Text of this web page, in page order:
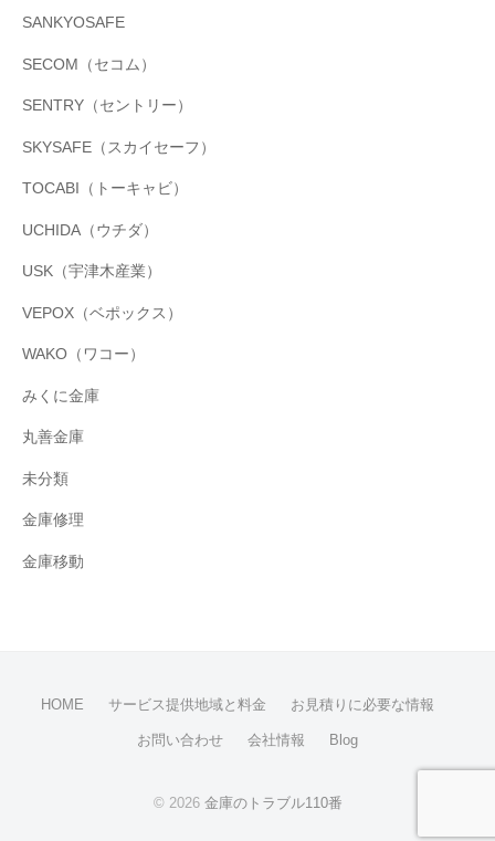
SANKYOSAFE
SECOM（セコム）
SENTRY（セントリー）
SKYSAFE（スカイセーフ）
TOCABI（トーキャビ）
UCHIDA（ウチダ）
USK（宇津木産業）
VEPOX（ベポックス）
WAKO（ワコー）
みくに金庫
丸善金庫
未分類
金庫修理
金庫移動
HOME サービス提供地域と料金 お見積りに必要な情報
お問い合わせ 会社情報 Blog
© 2026 金庫のトラブル110番